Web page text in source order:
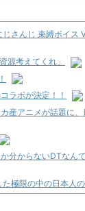
さんじ 束縛ボイス
源考えてくれ」
ラボが決定！！
産アニメが話題に
分からないDTなん
極限の中の日本人